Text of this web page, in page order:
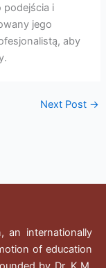
podejścia i
jego
aby
Next Post →
an internationally
of education